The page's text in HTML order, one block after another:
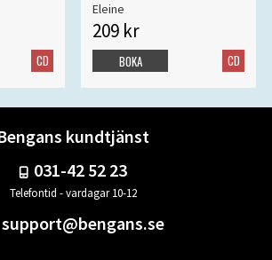
CD
Eleine
209 kr
CD
BOKA
kundtjänst
031-42 52 23
Telefontid - vardagar 10-12
support@bengans.se